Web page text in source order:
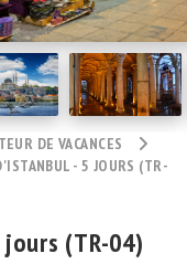
DE VACANCES
- 5 JOURS (TR-
(TR-04)